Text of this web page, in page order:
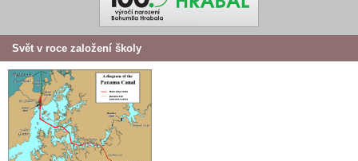
Svět v roce založení školy